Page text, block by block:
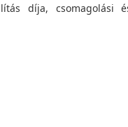
díja, csomagolási